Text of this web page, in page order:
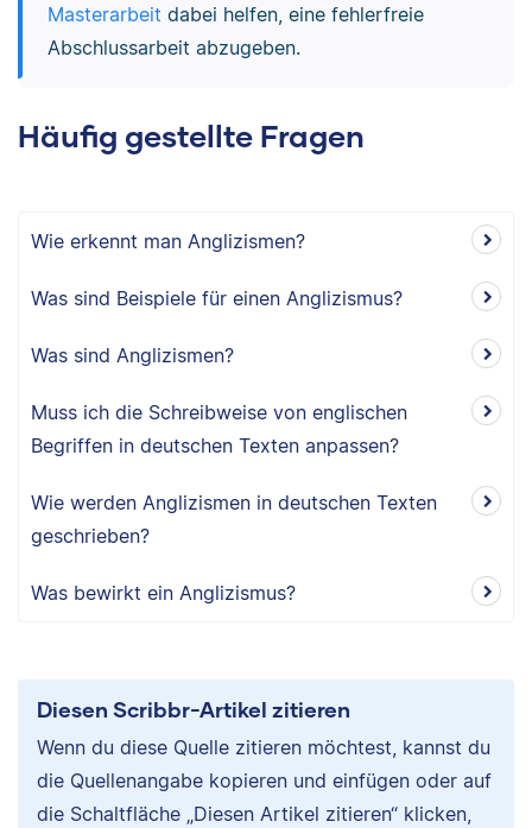
Masterarbeit dabei helfen, eine fehlerfreie
Abschlussarbeit abzugeben.
Häufig gestellte Fragen
Wie erkennt man Anglizismen?
Was sind Beispiele für einen Anglizismus?
Was sind Anglizismen?
Muss ich die Schreibweise von englischen
Begriffen in deutschen Texten anpassen?
Wie werden Anglizismen in deutschen Texten
geschrieben?
Was bewirkt ein Anglizismus?
Diesen Scribbr-Artikel zitieren
Wenn du diese Quelle zitieren möchtest, kannst du
die Quellenangabe kopieren und einfügen oder auf
die Schaltfläche „Diesen Artikel zitieren“ klicken,